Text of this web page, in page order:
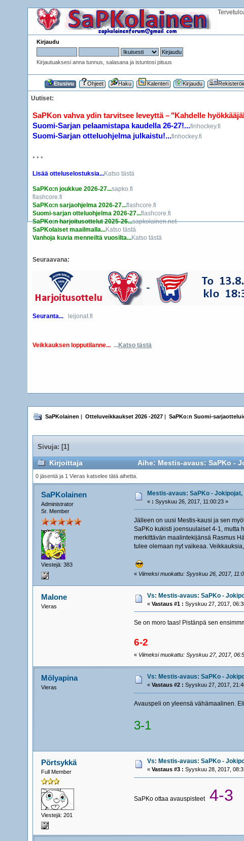
Kirjaudu
Kirjautuaksesi anna tunnus, salasana ja istuntosi pituus
Etusivu Ohjeet Haku Kalenteri Kirjaudu
Uutiset:
SaPKon vahva ydin tarvitsee leveyttä – "Kahdelle
Suomi-Sarjan pelaamistapa kaudella 26-27!...finhockey.fi
Suomi-Sarjan otteluohjelma julkaistu!...finhockey.fi
* * *
Lisää otteluselostuksia...Katso tästä
SaPKo:n joukkue 2026-27...sapko.fi
flashcore.fi
SaPKo:n sarjaohjelma 2026-27...flashcore.fi
Suomi-sarjan otteluohjelma 2026-27...flashcore.fi
SaPKo:n harjoitusottelut 2025-26...sapkolainen.net
SaPKolaiset maailmalla...Katso tästä
Vanhoja kuvia menneiltä vuosilta...Katso tästä
Seuraavana:
Seuranta... leijonat.fi
Veikkauksen lopputilanne... ...Katso tästä
SaPKolainen | Otteluveikkaukset 2026 -2027| SaPKo:n Suomi-
Sivuja: [1]
Kirjoittaja Aihe: Mestis-avaus: SaPKo -
0 jäsentä ja 1 Vieras katselee tätä aihetta.
SaPKolainen
Administrator
Sr. Member
Viestejä: 383
Mestis-avaus: SaPKo - Jokipojat,
« : Syyskuu 26, 2017, 11:00:23 »
Jälleen on uusi Mestis-kausi ja sen
SaPKo kukisti joensuulaiset 4-1, mutta
merkittävän maalintekijänsä Rasmus
tulee olemaan nyt vaikeaa.
« Viimeksi muokattu: Syyskuu 26, 2017,
Malone
Vieras
Vs: Mestis-avaus: SaPKo -
« Vastaus #1 : Syyskuu 27, 2017,
Se on moro taas! Pistänpä sen
6-2
« Viimeksi muokattu: Syyskuu 27, 2017,
Mölyapina
Vieras
Vs: Mestis-avaus: SaPKo -
« Vastaus #2 : Syyskuu 27, 2017,
Avauspeli on yleensä vähämaalinen.
3-1
Pörtsykkä
Full Member
Viestejä: 201
Vs: Mestis-avaus: SaPKo -
« Vastaus #3 : Syyskuu 28, 2017,
SaPKo ottaa avauspisteet4-3